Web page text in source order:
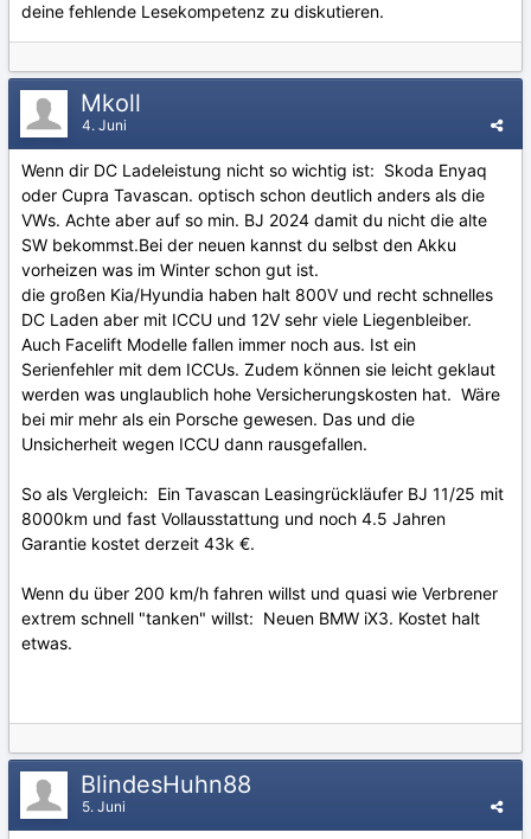
deine fehlende Lesekompetenz zu diskutieren.
Mkoll
4. Juni
Wenn dir DC Ladeleistung nicht so wichtig ist: Skoda Enyaq
oder Cupra Tavascan. optisch schon deutlich anders als die
VWs. Achte aber auf so min. BJ 2024 damit du nicht die alte
SW bekommst.Bei der neuen kannst du selbst den Akku
vorheizen was im Winter schon gut ist.
die großen Kia/Hyundia haben halt 800V und recht schnelles
DC Laden aber mit ICCU und 12V sehr viele Liegenbleiber.
Auch Facelift Modelle fallen immer noch aus. Ist ein
Serienfehler mit dem ICCUs. Zudem können sie leicht geklaut
werden was unglaublich hohe Versicherungskosten hat. Wäre
bei mir mehr als ein Porsche gewesen. Das und die
Unsicherheit wegen ICCU dann rausgefallen.
So als Vergleich: Ein Tavascan Leasingrückläufer BJ 11/25 mit
8000km und fast Vollausstattung und noch 4.5 Jahren
Garantie kostet derzeit 43k €.
Wenn du über 200 km/h fahren willst und quasi wie Verbrener
extrem schnell "tanken" willst: Neuen BMW iX3. Kostet halt
etwas.
BlindesHuhn88
5. Juni